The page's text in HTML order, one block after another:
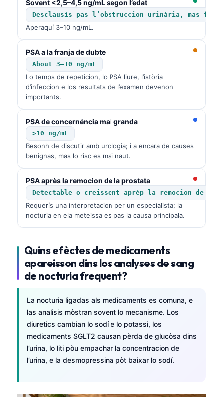
Sovent <2,5–4,5 ng/mL segon l’edat
Desclausís pas l’obstruccion urinària, mas fa
Aperaquí 3–10 ng/mL.
PSA a la franja de dubte
About 3–10 ng/mL
Lo temps de repeticion, lo PSA liure, l’istòria
d’infeccion e los resultats de l’examen devenon
importants.
PSA de concernéncia mai granda
>10 ng/mL
Besonh de discutir amb urologia; i a encara de causes
benignas, mas lo risc es mai naut.
PSA après la remocion de la prostata
Detectable o creissent aprèp la remocion de la
Requerís una interpretacion per un especialista; la
nocturia en ela meteissa es pas la causa principala.
Quins efèctes de medicaments
apareisson dins los analyses de sang
de nocturia frequent?
La nocturia ligadas als medicaments es comuna, e
las analisis mòstran sovent lo mecanisme. Los
diuretics cambian lo sodí e lo potassi, los
medicaments SGLT2 causan pèrda de glucòsa dins
l’urina, lo liti pòu empachar la concentracion de
l’urina, e la desmopressina pòt baixar lo sodí.
ಕನ್ನಡ
Bahasa Melayu
Tagalog
ไทย
ភាសាខ្មែរ
Kiswahili
አማርኛ
Українська
O‘zbekcha
Català
Қазақ тілі
Suomi
Hrvatski
Slovenčina
پښتو
سنڌي
සිංහල
Galego
Latviešu valoda